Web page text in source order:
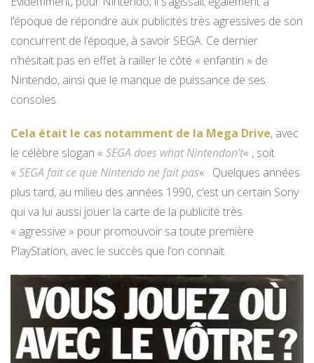
l’époque de répondre aux publicités très agressives de son
concurrent de l’époque, à savoir SEGA. Ce dernier
n’hésitait pas en effet à railler le côté « enfantin » de
Nintendo, ainsi que le manque de puissance de ses
consoles.
Cela était le cas notamment de la Mega Drive, avec
le célèbre slogan « SEGA does what Nintendon’t« , soit
« SEGA fait ce que Nintendo ne fait pas« . Quelques années
plus tard, au milieu des années 1990, c’est un certain Sony
qui va lui aussi jouer la carte de la publicité très
« agressive » pour promouvoir sa toute première
PlayStation, avec le succès que l’on connait.